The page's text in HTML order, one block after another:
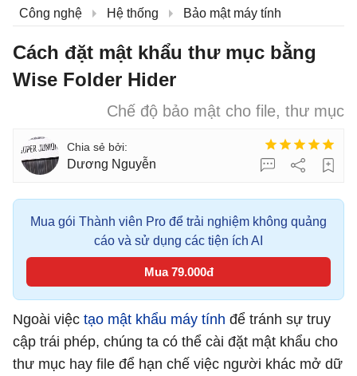
Công nghệ Hệ thống Bảo mật máy tính
Cách đặt mật khẩu thư mục bằng
Wise Folder Hider
Chế độ bảo mật cho file, thư mục
Dương Nguyễn
Mua gói Thành viên Pro để trải nghiệm không quảng
cáo và sử dụng các tiện ích AI
Mua 79.000đ
Ngoài việc tạo mật khẩu máy tính để tránh sự truy
cập trái phép, chúng ta có thể cài đặt mật khẩu cho
thư mục hay file để hạn chế việc người khác mở dữ